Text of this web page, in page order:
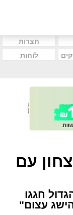
חצרות
לוחות
עם
חגגו
עצום"